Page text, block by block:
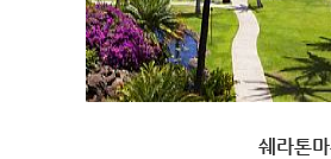
쉐라톤마